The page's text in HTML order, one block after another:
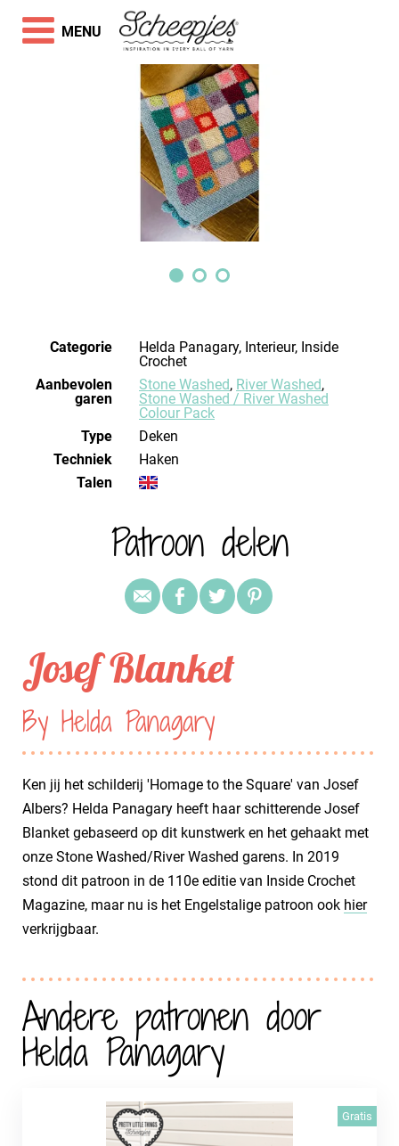
Categorie
Helda Panagary, Interieur, Inside
Crochet
Aanbevolen
garen
Stone Washed, River Washed,
Stone Washed / River Washed
Colour Pack
Type
Deken
Techniek
haken
Talen
Patroon delen
Josef Blanket
By Helda Panagary
Ken jij het schilderij 'Homage to the Square' van Josef
Albers? Helda Panagary heeft haar schitterende Josef
Blanket gebaseerd op dit kunstwerk en het gehaakt met
onze Stone Washed/River Washed garens. In 2019
stond dit patroon in de 110e editie van Inside Crochet
Magazine, maar nu is het Engelstalige patroon ook hier
verkrijgbaar.
Andere patronen door
Helda Panagary
Gratis
MENU